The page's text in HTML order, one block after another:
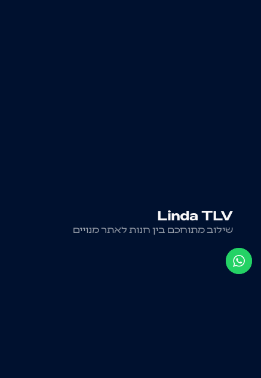
Linda TLV
שילוב מתוחכם בין חנות לאתר מנויים